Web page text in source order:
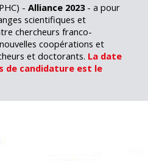
- Alliance 2023- a pour
scientifiques et
chercheurs franco-
coopérations et
et doctorants. La date
de candidature est le